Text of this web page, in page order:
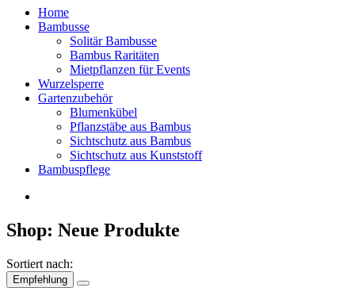
Home
Bambusse
Solitär Bambusse
Bambus Raritäten
Mietpflanzen für Events
Wurzelsperre
Gartenzubehör
Blumenkübel
Pflanzstäbe aus Bambus
Sichtschutz aus Bambus
Sichtschutz aus Kunststoff
Bambuspflege
Shop: Neue Produkte
Sortiert nach:
Empfehlung